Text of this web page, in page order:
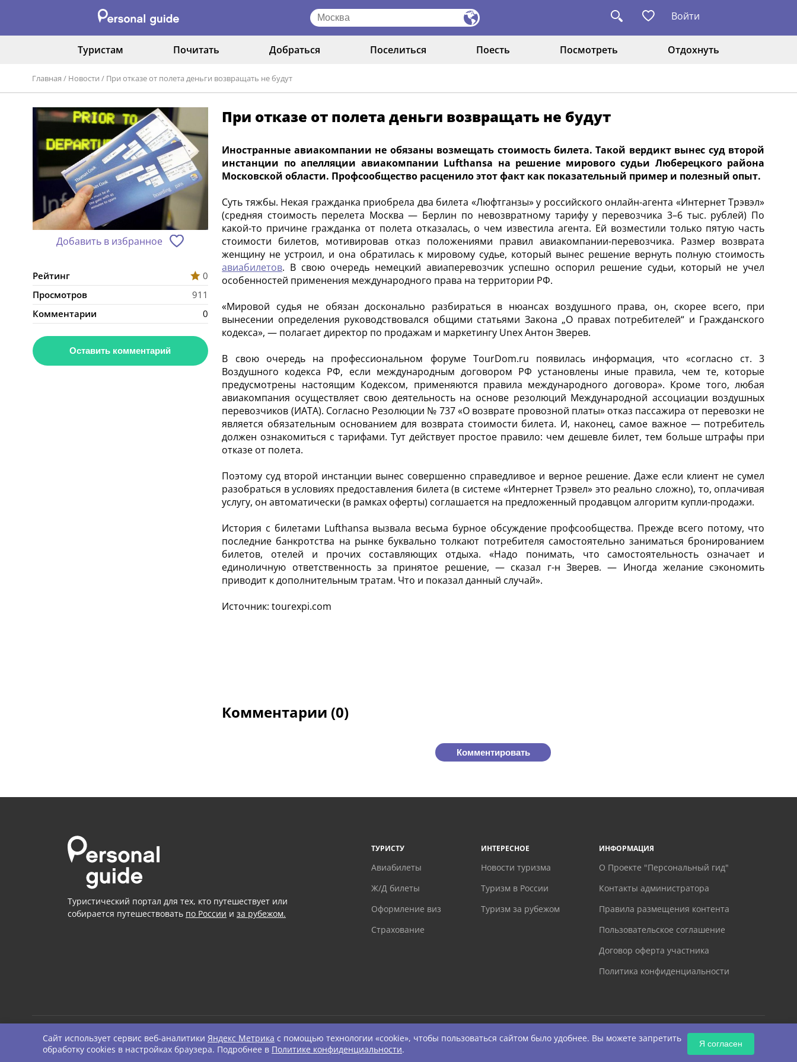
Войти
Туристам Почитать Добраться Поселиться Поесть Посмотреть Отдохнуть
Главная / Новости / При отказе от полета деньги возвращать не будут
Добавить в избранное
Рейтинг
0
Просмотров
911
Комментарии
0
Оставить комментарий
При отказе от полета деньги возвращать не будут
Иностранные авиакомпании не обязаны возмещать стоимость билета. Такой вердикт вынес суд второй
инстанции по апелляции авиакомпании Lufthansa на решение мирового судьи Люберецкого района
Московской области. Профсообщество расценило этот факт как показательный пример и полезный опыт.
Суть тяжбы. Некая гражданка приобрела два билета «Люфтганзы» у российского онлайн-агента «Интернет Трэвэл»
(средняя стоимость перелета Москва — Берлин по невозвратному тарифу у перевозчика 3–6 тыс. рублей) По
какой-то причине гражданка от полета отказалась, о чем известила агента. Ей возместили только пятую часть
стоимости билетов, мотивировав отказ положениями правил авиакомпании-перевозчика. Размер возврата
женщину не устроил, и она обратилась к мировому судье, который вынес решение вернуть полную стоимость
авиабилетов. В свою очередь немецкий авиаперевозчик успешно оспорил решение судьи, который не учел
особенностей применения международного права на территории РФ.
«Мировой судья не обязан досконально разбираться в нюансах воздушного права, он, скорее всего, при
вынесении определения руководствовался общими статьями Закона „О правах потребителей“ и Гражданского
кодекса», — полагает директор по продажам и маркетингу Unex Антон Зверев.
В свою очередь на профессиональном форуме TourDom.ru появилась информация, что «согласно ст. 3
Воздушного кодекса РФ, если международным договором РФ установлены иные правила, чем те, которые
предусмотрены настоящим Кодексом, применяются правила международного договора». Кроме того, любая
авиакомпания осуществляет свою деятельность на основе резолюций Международной ассоциации воздушных
перевозчиков (ИАТА). Согласно Резолюции № 737 «О возврате провозной платы» отказ пассажира от перевозки не
является обязательным основанием для возврата стоимости билета. И, наконец, самое важное — потребитель
должен ознакомиться с тарифами. Тут действует простое правило: чем дешевле билет, тем больше штрафы при
отказе от полета.
Поэтому суд второй инстанции вынес совершенно справедливое и верное решение. Даже если клиент не сумел
разобраться в условиях предоставления билета (в системе «Интернет Трэвел» это реально сложно), то, оплачивая
услугу, он автоматически (в рамках оферты) соглашается на предложенный продавцом алгоритм купли-продажи.
История с билетами Lufthansa вызвала весьма бурное обсуждение профсообщества. Прежде всего потому, что
последние банкротства на рынке буквально толкают потребителя самостоятельно заниматься бронированием
билетов, отелей и прочих составляющих отдыха. «Надо понимать, что самостоятельность означает и
единоличную ответственность за принятое решение, — сказал г-н Зверев. — Иногда желание сэкономить
приводит к дополнительным тратам. Что и показал данный случай».
Источник: tourexpi.com
Комментарии (0)
Комментировать
Туристический портал для тех, кто путешествует или
собирается путешествовать по России и за рубежом.
ТУРИСТУ
Авиабилеты
Ж/Д билеты
Оформление виз
Страхование
ИНТЕРЕСНОЕ
Новости туризма
Туризм в России
Туризм за рубежом
ИНФОРМАЦИЯ
О Проекте "Персональный гид"
Контакты администратора
Правила размещения контента
Пользовательское соглашение
Договор оферта участника
Политика конфиденциальности
© Personal Guide. All rights Reserved.
Сайт использует сервис веб-аналитики Яндекс Метрика с помощью технологии «cookie», чтобы пользоваться сайтом было удобнее. Вы можете запретить
обработку cookies в настройках браузера. Подробнее в Политике конфиденциальности.
Я согласен